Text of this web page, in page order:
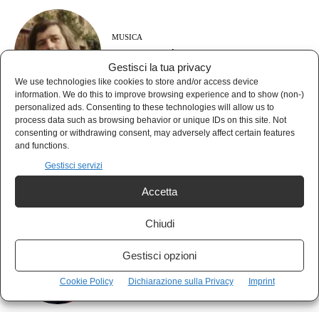
Gestisci la tua privacy
We use technologies like cookies to store and/or access device
information. We do this to improve browsing experience and to show (non-)
personalized ads. Consenting to these technologies will allow us to
process data such as browsing behavior or unique IDs on this site. Not
consenting or withdrawing consent, may adversely affect certain features
and functions.
Gestisci servizi
Accetta
Chiudi
Gestisci opzioni
Cookie Policy Dichiarazione sulla Privacy Imprint
MUSICA
Guccini se n’è andato, restano le canzoni e
le domande senza risposta
Vannacci, il patriota che ha combattuto
sempre per Washington